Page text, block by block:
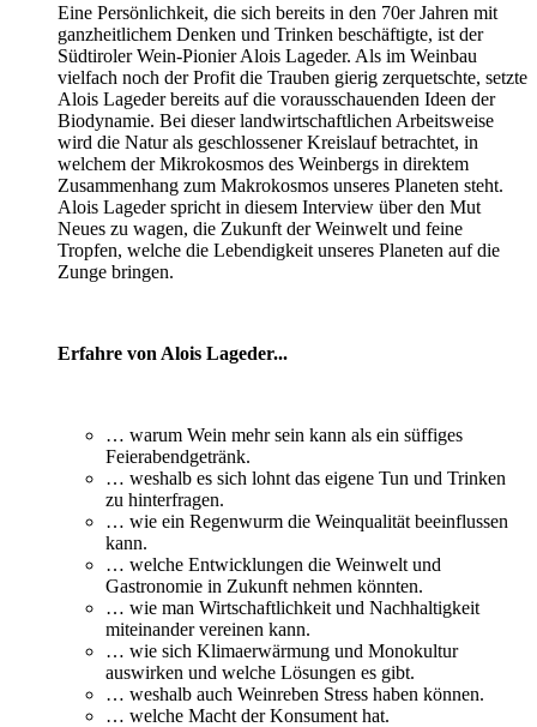
Eine Persönlichkeit, die sich bereits in den 70er Jahren mit
ganzheitlichem Denken und Trinken beschäftigte, ist der
Südtiroler Wein-Pionier Alois Lageder. Als im Weinbau
vielfach noch der Profit die Trauben gierig zerquetschte, setzte
Alois Lageder bereits auf die vorausschauenden Ideen der
Biodynamie. Bei dieser landwirtschaftlichen Arbeitsweise
wird die Natur als geschlossener Kreislauf betrachtet, in
welchem der Mikrokosmos des Weinbergs in direktem
Zusammenhang zum Makrokosmos unseres Planeten steht.
Alois Lageder spricht in diesem Interview über den Mut
Neues zu wagen, die Zukunft der Weinwelt und feine
Tropfen, welche die Lebendigkeit unseres Planeten auf die
Zunge bringen.
Erfahre von Alois Lageder...
… warum Wein mehr sein kann als ein süffiges
Feierabendgetränk.
… weshalb es sich lohnt das eigene Tun und Trinken
zu hinterfragen.
… wie ein Regenwurm die Weinqualität beeinflussen
kann.
… welche Entwicklungen die Weinwelt und
Gastronomie in Zukunft nehmen könnten.
… wie man Wirtschaftlichkeit und Nachhaltigkeit
miteinander vereinen kann.
… wie sich Klimaerwärmung und Monokultur
auswirken und welche Lösungen es gibt.
… weshalb auch Weinreben Stress haben können.
… welche Macht der Konsument hat.